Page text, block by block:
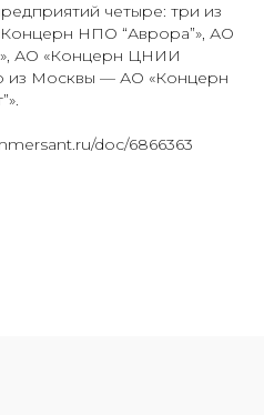
четыре: три из
НПО “Аврора”», АО
АО «Концерн ЦНИИ
из Москвы — АО «Концерн
doc/6866363